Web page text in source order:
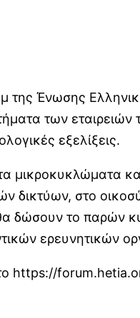
της Ένωσης
των εταιρειών
εξελίξεις.
μικροκυκλώματα
δικτύων, στο
το παρών
ερευνητικών
https://